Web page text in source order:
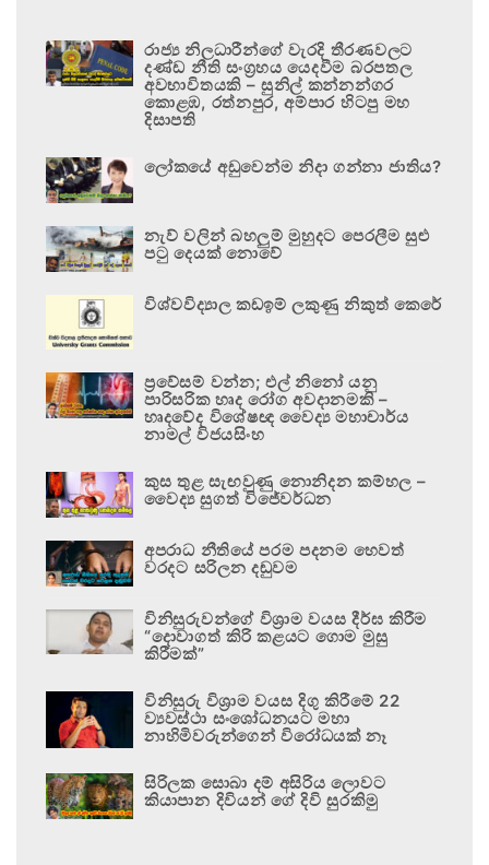
රාජ්‍ය නිලධාරීන්ගේ වැරදි තීරණවලට
දණ්ඩ නීති සංග්‍රහය යෙදවීම බරපතල
අවභාවිතයකි – සුනිල් කන්නන්ගර
කොළඹ, රත්නපුර, අම්පාර හිටපු මහ
දිසාපති
ලෝකයේ අඩුවෙන්ම නිදා ගන්නා ජාතිය?
නැව් වලින් බහලුම් මුහුදට පෙරලීම සුළු
පටු දෙයක් නොවේ
විශ්වවිද්‍යාල කඩඉම් ලකුණු නිකුත් කෙරේ
ප්‍රවේසම් වන්න; එල් නිනෝ යනු
පාරිසරික හෘද රෝග අවදානමකි –
හෘදවේද විශේෂඥ වෛද්‍ය මහාචාර්ය
නාමල් විජයසිංහ
කුස තුළ සැඟවුණු නොනිදන කම්හල –
වෛද්‍ය සුගත් විජේවර්ධන
අපරාධ නීතියේ පරම පදනම හෙවත්
වරදට සරිලන දඬුවම
විනිසුරුවන්ගේ විශ්‍රාම වයස දීර්ඝ කිරීම
“දොවාගත් කිරි කළයට ගොම මුසු
කිරීමක්”
විනිසුරු විශ්‍රාම වයස දිගු කිරීමේ 22
ව්‍යවස්ථා සංශෝධනයට මහා
නාහිමිවරුන්ගෙන් විරෝධයක් නෑ
සිරිලක සොබා දම් අසිරිය ලොවට
කියාපාන දිවියන් ගේ දිවි සුරකිමු